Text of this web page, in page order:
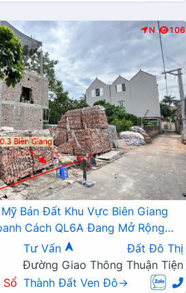
N 106
Bán Đất Khu Vực Biên Giang
Cách QL6A Đang Mở Rộng
Tư Vấn
Đất Đô Thị
Đường Giao Thông Thuận Tiện
Thành Đất Ven Đô→